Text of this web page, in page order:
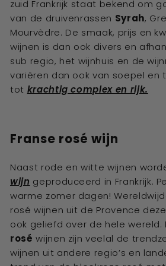
zuid Frankrijk staat bekend om
van de druivenrassen Syrah,
Mourvèdre. De smaak, prijs en
wijnen is dan ook divers en
sub regio, het wijnhuis en de
variëren dan ook van soepel en
tot krachtig complex en rijk.
Franse rosé wijn
Naast rode en witte wijnen
wijn geproduceerd in Frankrijk.
warme zomer dagen!
rosé wijnen uit de Provence
ook geliefd over de hele wereld.
rosé wijnen zijn veelal de
wijnen uit andere regio’s en